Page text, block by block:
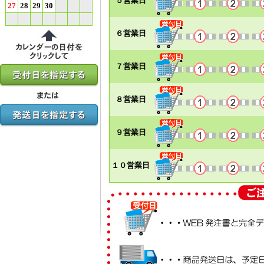
27 28 29 30
６営業日
７営業日
８営業日
９営業日
１０営業日